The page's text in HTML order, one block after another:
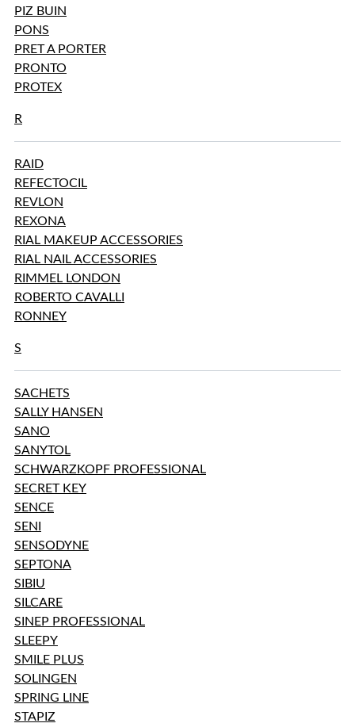
PIZ BUIN
PONS
PRET A PORTER
PRONTO
PROTEX
R
RAID
REFECTOCIL
REVLON
REXONA
RIAL MAKEUP ACCESSORIES
RIAL NAIL ACCESSORIES
RIMMEL LONDON
ROBERTO CAVALLI
RONNEY
S
SACHETS
SALLY HANSEN
SANO
SANYTOL
SCHWARZKOPF PROFESSIONAL
SECRET KEY
SENCE
SENI
SENSODYNE
SEPTONA
SIBIU
SILCARE
SINEP PROFESSIONAL
SLEEPY
SMILE PLUS
SOLINGEN
SPRING LINE
STAPIZ